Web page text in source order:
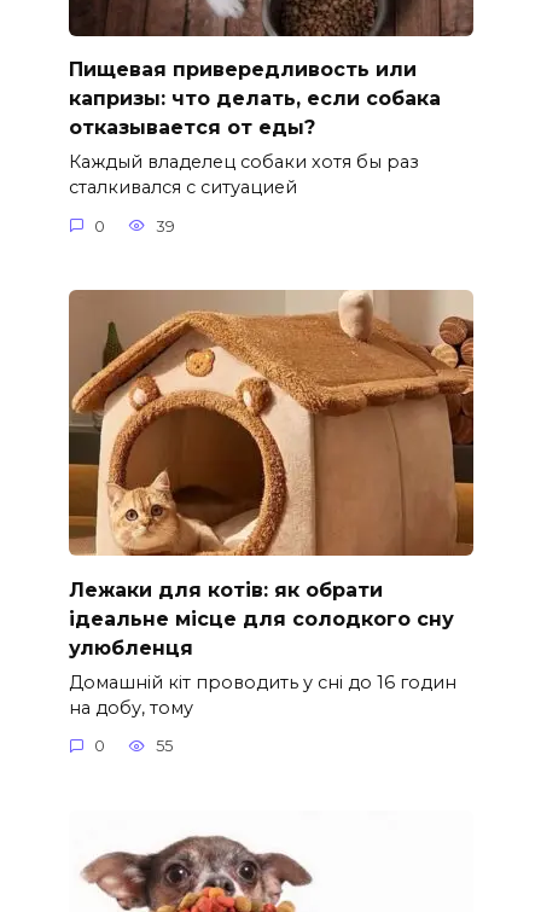
Пищевая привередливость или
капризы: что делать, если собака
отказывается от еды?
Каждый владелец собаки хотя бы раз
сталкивался с ситуацией
0 39
Лежаки для котів: як обрати
ідеальне місце для солодкого сну
улюбленця
Домашній кіт проводить у сні до 16 годин
на добу, тому
0 55